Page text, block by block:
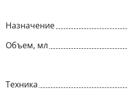
Назначение
Объем, мл
Техника